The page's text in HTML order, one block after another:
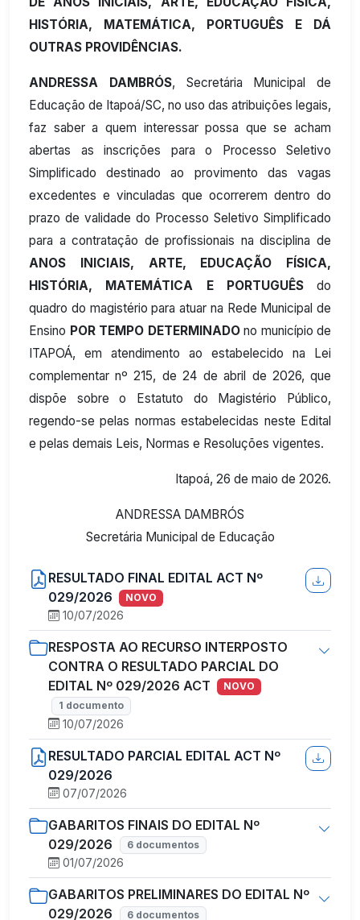
HISTÓRIA, MATEMÁTICA, PORTUGUÊS E DÁ
OUTRAS PROVIDÊNCIAS.
ANDRESSA DAMBRÓS, Secretária Municipal de
Educação de Itapoá/SC, no uso das atribuições legais,
faz saber a quem interessar possa que se acham
abertas as inscrições para o Processo Seletivo
Simplificado destinado ao provimento das vagas
excedentes e vinculadas que ocorrerem dentro do
prazo de validade do Processo Seletivo Simplificado
para a contratação de profissionais na disciplina de
ANOS INICIAIS, ARTE, EDUCAÇÃO FÍSICA,
HISTÓRIA, MATEMÁTICA E PORTUGUÊSdo
quadro do magistério para atuar na Rede Municipal de
Ensino POR TEMPO DETERMINADOno município de
ITAPOÁ, em atendimento ao estabelecido na Lei
complementar nº 215, de 24 de abril de 2026, que
dispõe sobre o Estatuto do Magistério Público,
regendo-se pelas normas estabelecidas neste Edital
e pelas demais Leis, Normas e Resoluções vigentes.
Itapoá, 26 de maio de 2026.
ANDRESSA DAMBRÓS
Secretária Municipal de Educação
RESULTADO FINAL EDITAL ACT Nº
029/2026
NOVO
10/07/2026
RESPOSTA AO RECURSO INTERPOSTO
CONTRA O RESULTADO PARCIAL DO
EDITAL Nº 029/2026 ACT
NOVO
1 documento
10/07/2026
RESULTADO PARCIAL EDITAL ACT Nº
029/2026
07/07/2026
GABARITOS FINAIS DO EDITAL Nº
029/2026
6 documentos
01/07/2026
GABARITOS PRELIMINARES DO EDITAL Nº
029/2026
6 documentos